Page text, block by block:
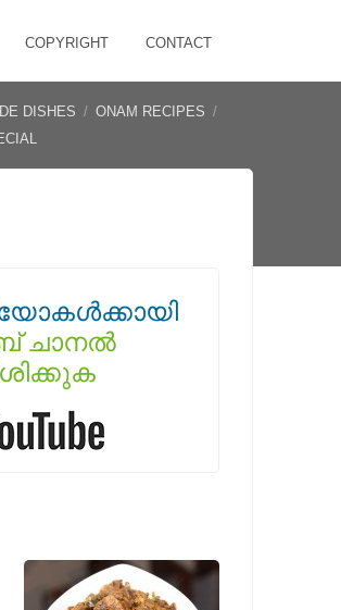
COPYRIGHT CONTACT
DISHES / ONAM RECIPES /
ചാനൽ